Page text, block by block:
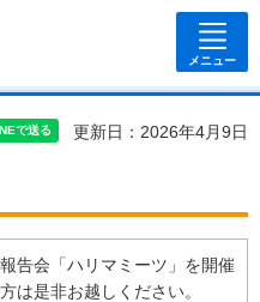
メニュー
更新日：2026年4月9日
告会「ハリマミーツ」を開催
は是非お越しください。